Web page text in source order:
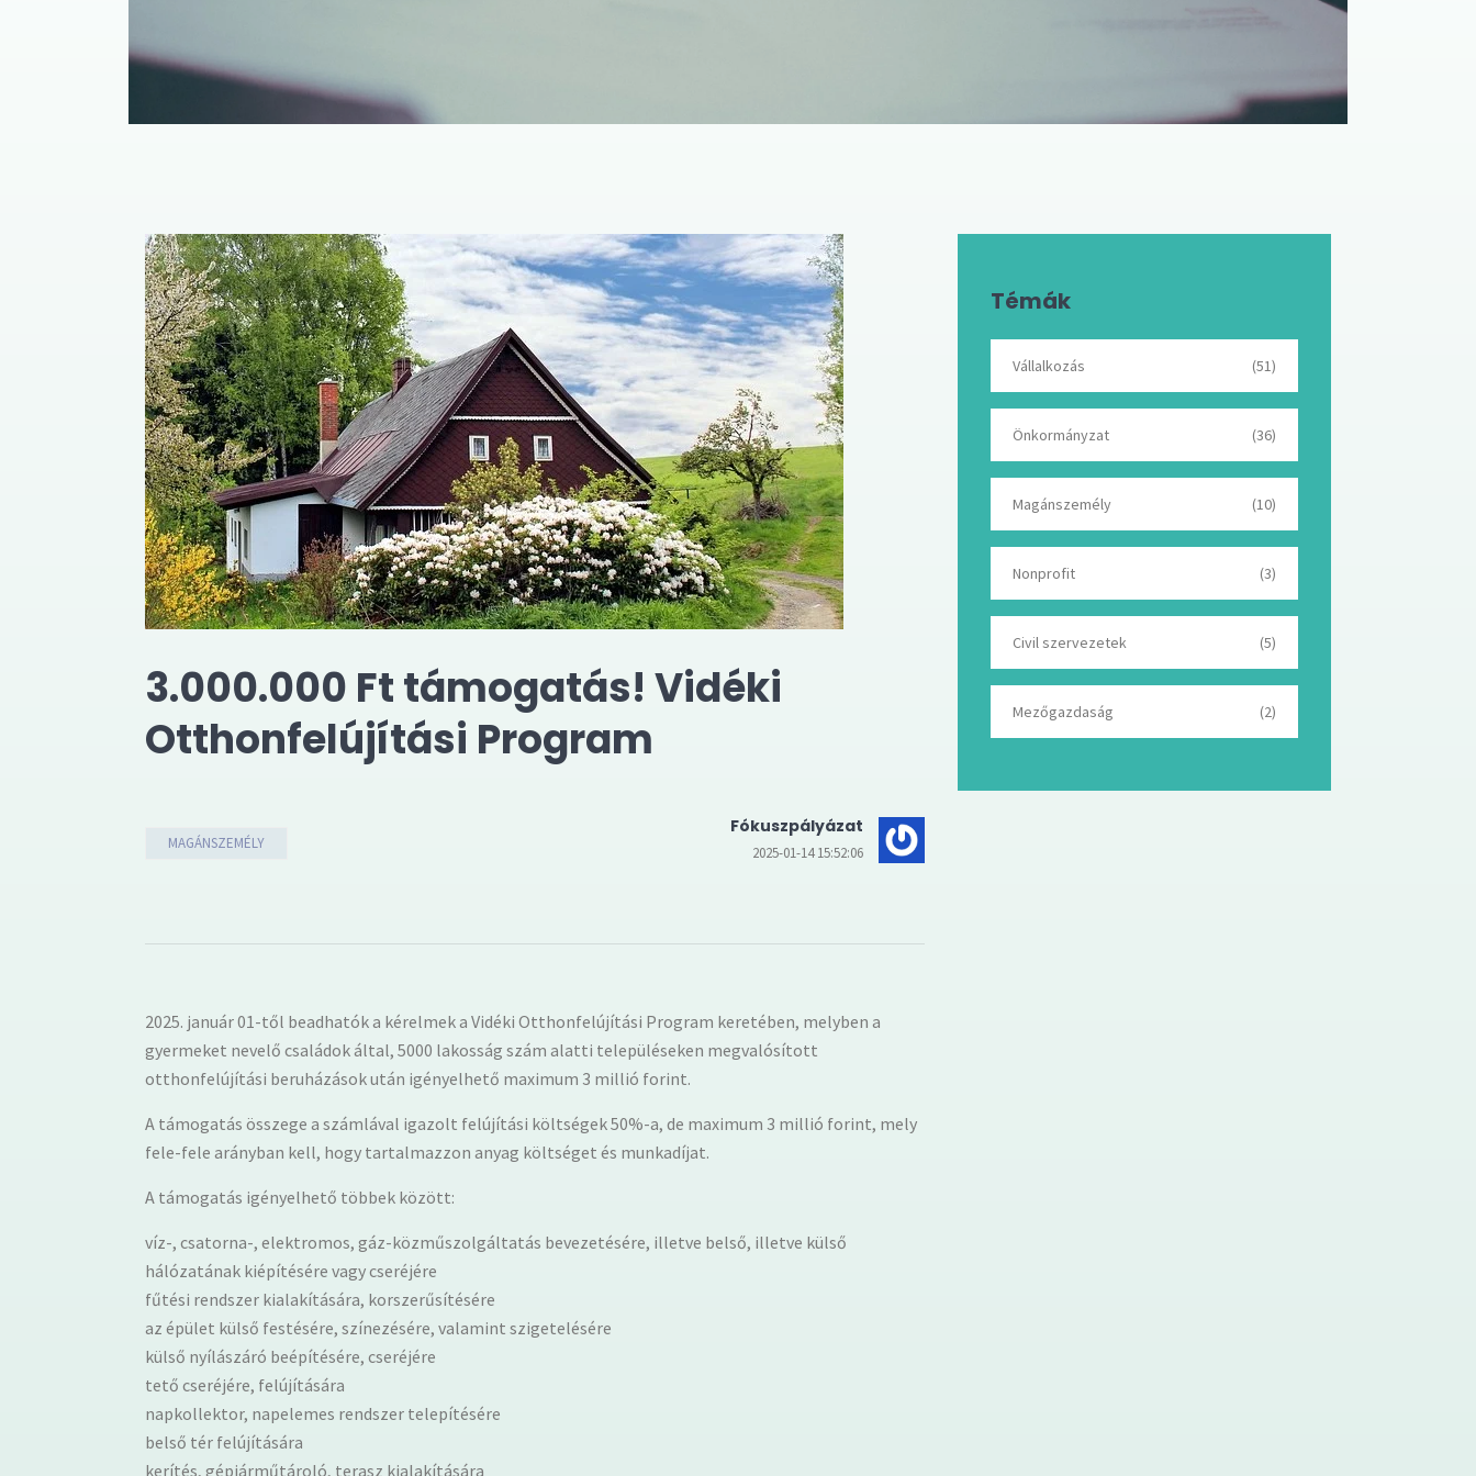
3.000.000 Ft támogatás! Vidéki
Otthonfelújítási Program
MAGÁNSZEMÉLY
Fókuszpályázat
2025-01-14 15:52:06
2025. január 01-től beadhatók a kérelmek a Vidéki Otthonfelújítási Program keretében, melyben a
gyermeket nevelő családok által, 5000 lakosság szám alatti településeken megvalósított
otthonfelújítási beruházások után igényelhető maximum 3 millió forint.
A támogatás összege a számlával igazolt felújítási költségek 50%-a, de maximum 3 millió forint, mely
fele-fele arányban kell, hogy tartalmazzon anyag költséget és munkadíjat.
A támogatás igényelhető többek között:
víz-, csatorna-, elektromos, gáz-közműszolgáltatás bevezetésére, illetve belső, illetve külső
hálózatának kiépítésére vagy cseréjére
fűtési rendszer kialakítására, korszerűsítésére
az épület külső festésére, színezésére, valamint szigetelésére
külső nyílászáró beépítésére, cseréjére
tető cseréjére, felújítására
napkollektor, napelemes rendszer telepítésére
belső tér felújítására
kerítés, gépjárműtároló, terasz kialakítására
Témák
Vállalkozás (51)
Önkormányzat (36)
Magánszemély (10)
Nonprofit (3)
Civil szervezetek (5)
Mezőgazdaság (2)